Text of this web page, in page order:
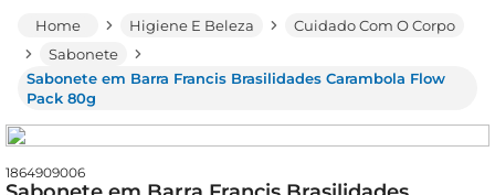
Higiene E Beleza
Cuidado Com O Corpo
Sabonete
Sabonete em Barra Francis Brasilidades Carambola Flow
Pack 80g
1864909006
leite